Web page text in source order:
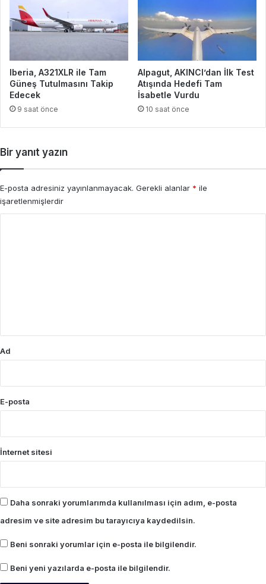
Iberia, A321XLR ile Tam
Güneş Tutulmasını Takip
Edecek
9 saat önce
Alpagut, AKINCI’dan İlk Test
Atışında Hedefi Tam
İsabetle Vurdu
10 saat önce
Bir yanıt yazın
E-posta adresiniz yayınlanmayacak. Gerekli alanlar * ile
işaretlenmişlerdir
Ad
E-posta
İnternet sitesi
Daha sonraki yorumlarımda kullanılması için adım, e-posta
adresim ve site adresim bu tarayıcıya kaydedilsin.
Beni sonraki yorumlar için e-posta ile bilgilendir.
Beni yeni yazılarda e-posta ile bilgilendir.